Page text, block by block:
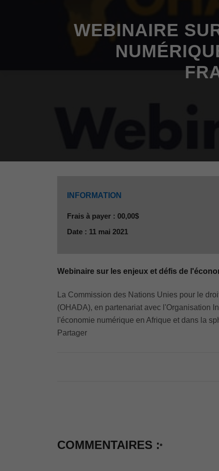
WEBINAIRE
INFORMATION
Frais à payer : 00,00$
Date : 11 mai 2021
Webinaire sur les enjeux et défis de
La Commission des Nations Unies pour le
(OHADA), en partenariat avec l'Organisation
l'économie numérique en Afrique et dans la
Partager
COMMENTAIRES :